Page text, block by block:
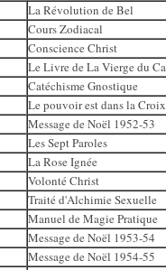
La Révolution de Bel
Cours Zodiacal
Conscience Christ
Le Livre de La Vierge du
Catéchisme Gnostique
Le pouvoir est dans la Croix
Message de Noël 1952-53
Les Sept Paroles
La Rose Ignée
Volonté Christ
Traité d'Alchimie Sexuelle
Manuel de Magie Pratique
Message de Noël 1953-54
Message de Noël 1954-55